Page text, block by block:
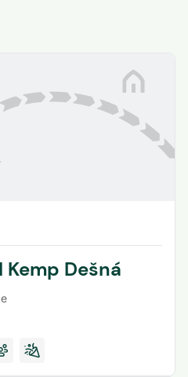
Kemp Dešná